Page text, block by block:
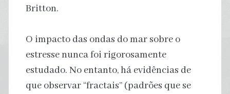
Britton.
O impacto das ondas do mar sobre o
estresse nunca foi rigorosamente
estudado. No entanto, há evidências de
que observar “fractais” (padrões que se